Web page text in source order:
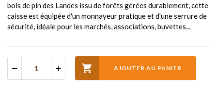
bois de pin des Landes issu de forêts gérées durablement, cette
caisse est équipée d'un monnayeur pratique et d'une serrure de
sécurité, idéale pour les marchés, associations, buvettes...
 AJOUTER AU PANIER